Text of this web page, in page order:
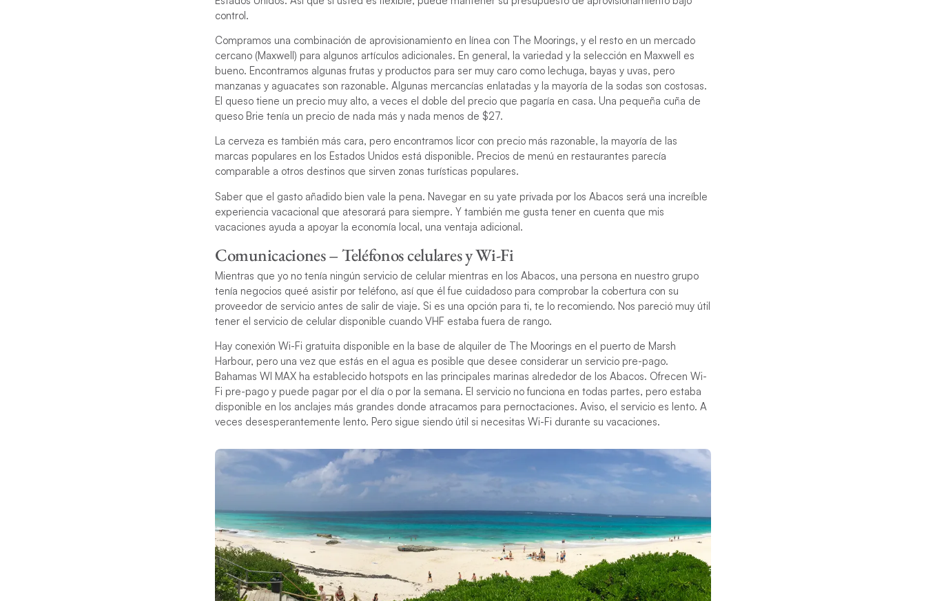
control.
Compramos una combinación de aprovisionamiento en línea con The Moorings, y el resto en un mercado
cercano (Maxwell) para algunos artículos adicionales. En general, la variedad y la selección en Maxwell es
bueno. Encontramos algunas frutas y productos para ser muy caro como lechuga, bayas y uvas, pero
manzanas y aguacates son razonable. Algunas mercancías enlatadas y la mayoría de la sodas son costosas.
El queso tiene un precio muy alto, a veces el doble del precio que pagaría en casa. Una pequeña cuña de
queso Brie tenía un precio de nada más y nada menos de $27.
La cerveza es también más cara, pero encontramos licor con precio más razonable, la mayoría de las
marcas populares en los Estados Unidos está disponible. Precios de menú en restaurantes parecía
comparable a otros destinos que sirven zonas turísticas populares.
Saber que el gasto añadido bien vale la pena. Navegar en su yate privada por los Abacos será una increíble
experiencia vacacional que atesorará para siempre. Y también me gusta tener en cuenta que mis
vacaciones ayuda a apoyar la economía local, una ventaja adicional.
Comunicaciones – Teléfonos celulares y Wi-Fi
Mientras que yo no tenía ningún servicio de celular mientras en los Abacos, una persona en nuestro grupo
tenía negocios queé asistir por teléfono, así que él fue cuidadoso para comprobar la cobertura con su
proveedor de servicio antes de salir de viaje. Si es una opción para ti, te lo recomiendo. Nos pareció muy útil
tener el servicio de celular disponible cuando VHF estaba fuera de rango.
Hay conexión Wi-Fi gratuita disponible en la base de alquiler de The Moorings en el puerto de Marsh
Harbour, pero una vez que estás en el agua es posible que desee considerar un servicio pre-pago.
Bahamas WI MAX ha establecido hotspots en las principales marinas alrededor de los Abacos. Ofrecen Wi-
Fi pre-pago y puede pagar por el día o por la semana. El servicio no funciona en todas partes, pero estaba
disponible en los anclajes más grandes donde atracamos para pernoctaciones. Aviso, el servicio es lento. A
veces desesperantemente lento. Pero sigue siendo útil si necesitas Wi-Fi durante su vacaciones.